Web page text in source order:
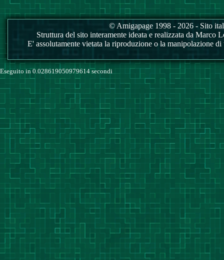
© Amigapage 1998 - 2026 - Sito
Struttura del sito interamente ideata e realizzata da
E' assolutamente vietata la riproduzione o la manipolazione
Eseguito in 0.028619050979614 secondi